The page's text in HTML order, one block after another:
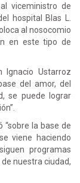
viceministro de
hospital Blas L.
al nosocomio
en este tipo de
Ignacio Ustarroz
del amor, del
se puede lograr
“sobre la base de
viene haciendo
programas
nuestra ciudad,